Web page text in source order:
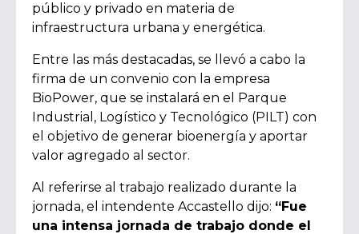
público y privado en materia de
infraestructura urbana y energética.
Entre las más destacadas, se llevó a cabo la
firma de un convenio con la empresa
BioPower, que se instalará en el Parque
Industrial, Logístico y Tecnológico (PILT) con
el objetivo de generar bioenergía y aportar
valor agregado al sector.
Al referirse al trabajo realizado durante la
jornada, el intendente Accastello dijo: “Fue
una intensa jornada de trabajo donde el